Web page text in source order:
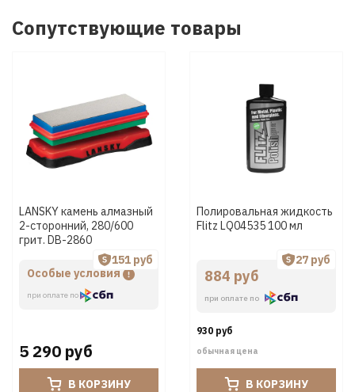
Сопутствующие товары
LANSKY камень алмазный
2-сторонний, 280/600
грит. DB-2860
Особые условия
при оплате по
151 руб
5 290 руб
В КОРЗИНУ
Полировальная жидкость
Flitz LQ04535 100 мл
884 руб
при оплате по
27 руб
930 руб
обычная цена
В КОРЗИНУ